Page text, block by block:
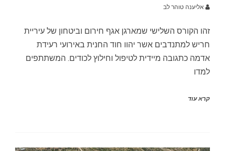
אליענה טוהר לב
זהו הקורס השלישי שמארגן אגף חירום וביטחון של עיריית
חריש למתנדבים אשר יהוו חוד החנית באירועי רעידת
אדמה כתגובה מיידית לטיפול וחילוץ לכודים. המשתתפים
למדו
קרא עוד